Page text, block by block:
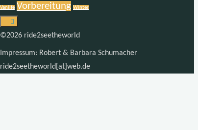
Vanlife Vorbereitung Winter
©2026 ride2seetheworld
Impressum: Robert & Barbara Schumacher
ride2seetheworld[at]web.de